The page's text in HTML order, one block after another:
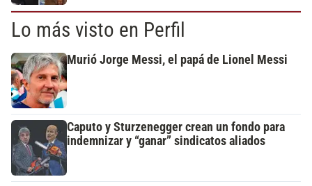
Lo más visto en Perfil
Murió Jorge Messi, el papá de Lionel Messi
Caputo y Sturzenegger crean un fondo para
indemnizar y “ganar” sindicatos aliados